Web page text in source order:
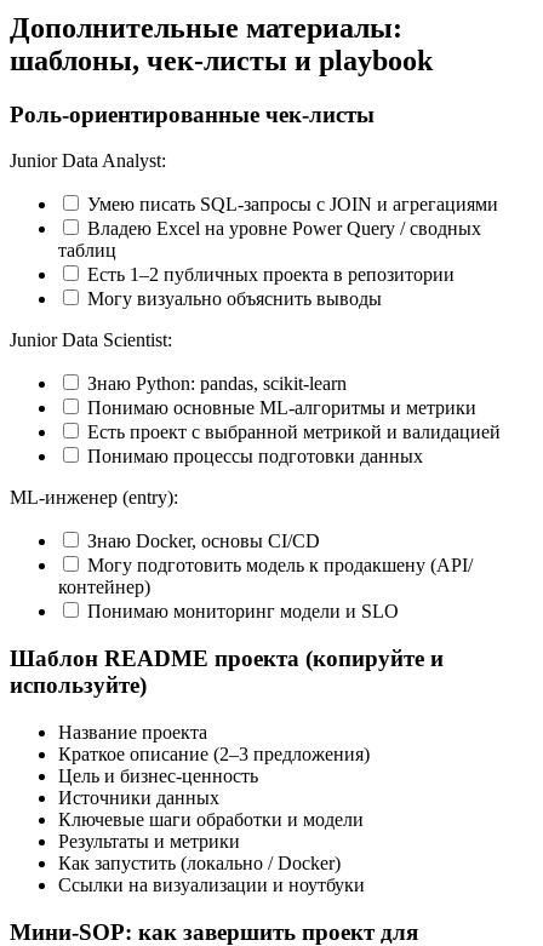
Дополнительные материалы:
шаблоны, чек-листы и playbook
Роль‑ориентированные чек‑листы
Junior Data Analyst:
Умею писать SQL-запросы с JOIN и агрегациями
Владею Excel на уровне Power Query / сводных
таблиц
Есть 1–2 публичных проекта в репозитории
Могу визуально объяснить выводы
Junior Data Scientist:
Знаю Python: pandas, scikit‑learn
Понимаю основные ML-алгоритмы и метрики
Есть проект с выбранной метрикой и валидацией
Понимаю процессы подготовки данных
ML-инженер (entry):
Знаю Docker, основы CI/CD
Могу подготовить модель к продакшену (API/
контейнер)
Понимаю мониторинг модели и SLO
Шаблон README проекта (копируйте и
используйте)
Название проекта
Краткое описание (2–3 предложения)
Цель и бизнес-ценность
Источники данных
Ключевые шаги обработки и модели
Результаты и метрики
Как запустить (локально / Docker)
Ссылки на визуализации и ноутбуки
Мини‑SOP: как завершить проект для